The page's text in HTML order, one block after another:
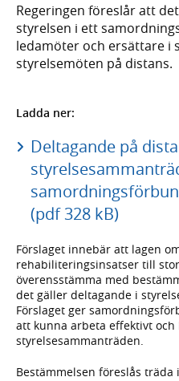
Regeringen föreslår att
styrelsen i ett
ledamöter och ersättare i
styrelsemöten på distans.
Ladda ner:
Deltagande på
(pdf 328 kB)
Förslaget innebär att lagen
rehabiliteringsinsatser till
överensstämma med
det gäller deltagande i
Förslaget ger
att kunna arbeta effektivt
styrelsesammanträden.
Bestämmelsen föreslås